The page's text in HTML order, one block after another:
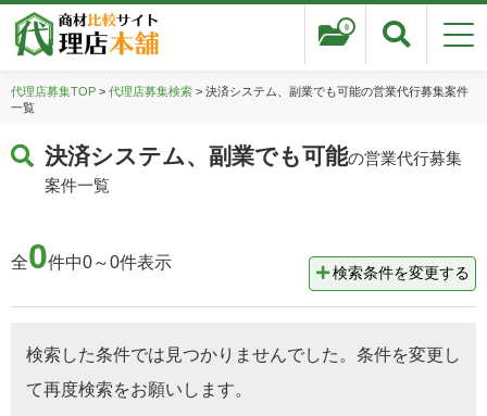
0
代理店募集TOP> 代理店募集検索> 決済システム、副業でも可能の営業代行募集案件
一覧
決済システム、副業でも可能の営業代行募集
案件一覧
全0件中0～0件表示
検索条件を変更する
検索した条件では見つかりませんでした。条件を変更し
て再度検索をお願いします。